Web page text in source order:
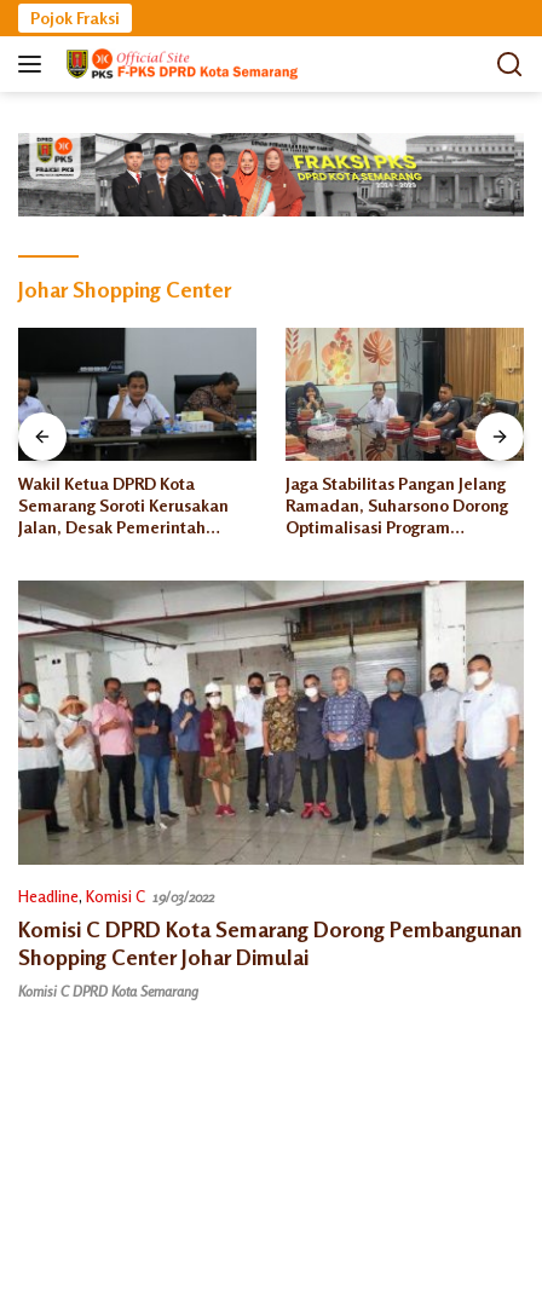
Langsung
ke
konten
Pojok Fraksi
Johar Shopping Center
Wakil Ketua DPRD Kota
Semarang Soroti Kerusakan
Jalan, Desak Pemerintah
Jaga Stabilitas Pangan Jelang
Ramadan, Suharsono Dorong
Optimalisasi Program
Headline, Komisi C 19/03/2022
Komisi C DPRD Kota Semarang Dorong Pembangunan
Shopping Center Johar Dimulai
Komisi C DPRD Kota Semarang